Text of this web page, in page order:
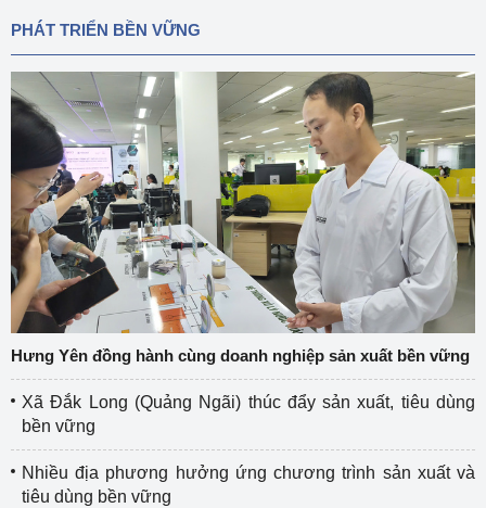
PHÁT TRIỂN BỀN VỮNG
Hưng Yên đồng hành cùng doanh nghiệp sản xuất bền vững
Xã Đắk Long (Quảng Ngãi) thúc đẩy sản xuất, tiêu dùng
bền vững
Nhiều địa phương hưởng ứng chương trình sản xuất và
tiêu dùng bền vững